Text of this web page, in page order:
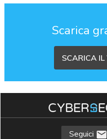
Scarica
SCARICA
Seguici